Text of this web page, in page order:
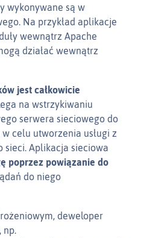
wykonywane są w
Na przykład aplikacje
wewnątrz Apache
działać wewnątrz
jest całkowicie
na wstrzykiwaniu
serwera sieciowego do
celu utworzenia usługi z
sieci. Aplikacja sieciowa
poprzez powiązanie do
do niego
deweloper
np.